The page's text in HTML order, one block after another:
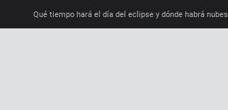
Qué tiempo hará el día del eclipse y dónde habrá nubes